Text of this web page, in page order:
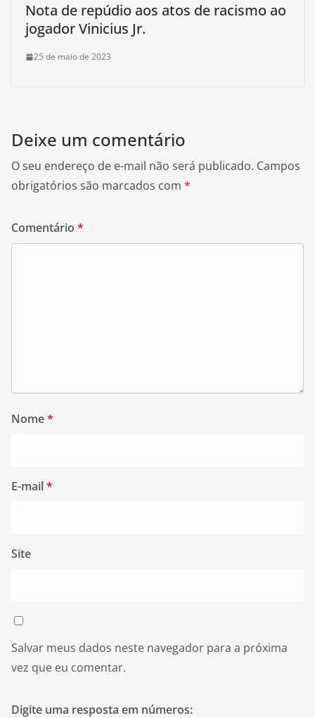
Nota de repúdio aos atos de racismo ao
jogador Vinicius Jr.
25 de maio de 2023
Deixe um comentário
O seu endereço de e-mail não será publicado. Campos
obrigatórios são marcados com *
Comentário *
Nome*
E-mail*
Site
Salvar meus dados neste navegador para a próxima
vez que eu comentar.
Digite uma resposta em números: